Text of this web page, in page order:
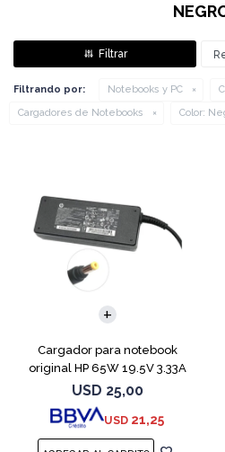
Filtrando por: Notebooks y PC
Cargadores de Notebooks
Color:
Cargador para notebook
original HP 65W 19.5V 3.33A
USD 25,00
USD 21,25